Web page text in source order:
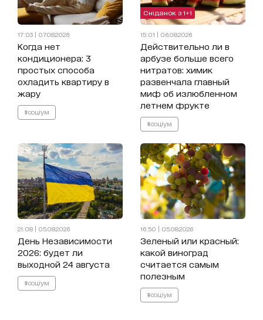
17:03 | 07.08.2026
Когда нет
кондиционера: 3
простых способа
охладить квартиру в
жару
#соціум
Сніданок з 1+1
15:01 | 06.08.2026
Действительно ли в
арбузе больше всего
нитратов: химик
развенчала главный
миф об излюбленном
летнем фрукте
#соціум
21:08 | 05.08.2026
День Независимости
2026: будет ли
выходной 24 августа
#соціум
16:50 | 05.08.2026
Зеленый или красный:
какой виноград
считается самым
полезным
#соціум